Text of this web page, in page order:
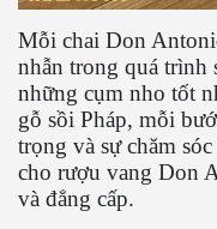
Mỗi chai Don
nhẫn trong quá trình
những cụm nho tốt
gỗ sồi Pháp, mỗi
trọng và sự chăm
cho rượu vang Don
và đẳng cấp.